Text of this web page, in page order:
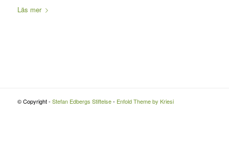
Läs mer
© Copyright - Stefan Edbergs Stiftelse- Enfold Theme by Kriesi